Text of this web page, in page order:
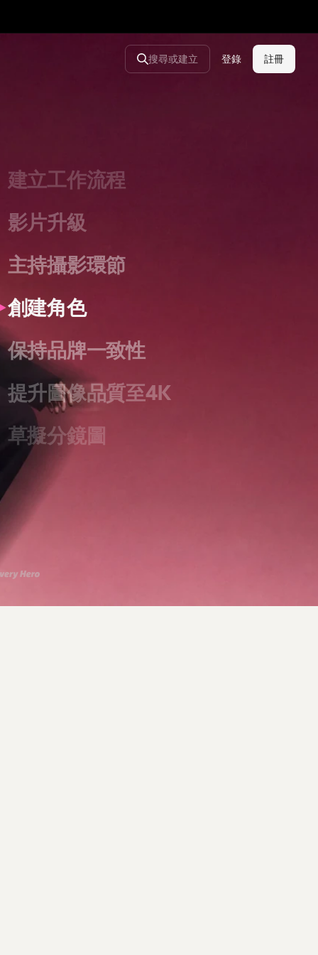
搜尋或建立 登錄 註冊
擴展宣傳活動
建立工作流程
影片升級
主持攝影環節
創建角色
保持品牌一致性
提升圖像品質至4K
草擬分鏡圖
擴展宣傳活動
生成圖像
建立工作流程